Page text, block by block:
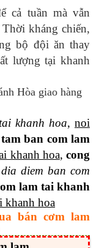
cả tuần mà vẫn
kháng chiến,
bộ đội ăn thay
lượng tại khanh
khanh hoa,noi
ban com lam
khanh hoa,cong
dia diem ban com
lam tai khanh
khanh hoa
bán cơm lam